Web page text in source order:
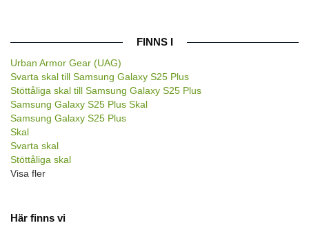
FINNS I
Urban Armor Gear (UAG)
Svarta skal till Samsung Galaxy S25 Plus
Stöttåliga skal till Samsung Galaxy S25 Plus
Samsung Galaxy S25 Plus Skal
Samsung Galaxy S25 Plus
Skal
Svarta skal
Stöttåliga skal
Visa fler
Här finns vi